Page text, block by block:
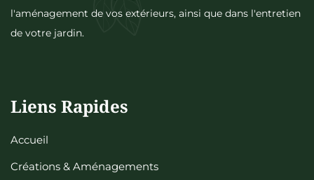
l'aménagement de vos extérieurs, ainsi que dans l'entretien
de votre jardin.
Liens Rapides
Accueil
Créations & Aménagements